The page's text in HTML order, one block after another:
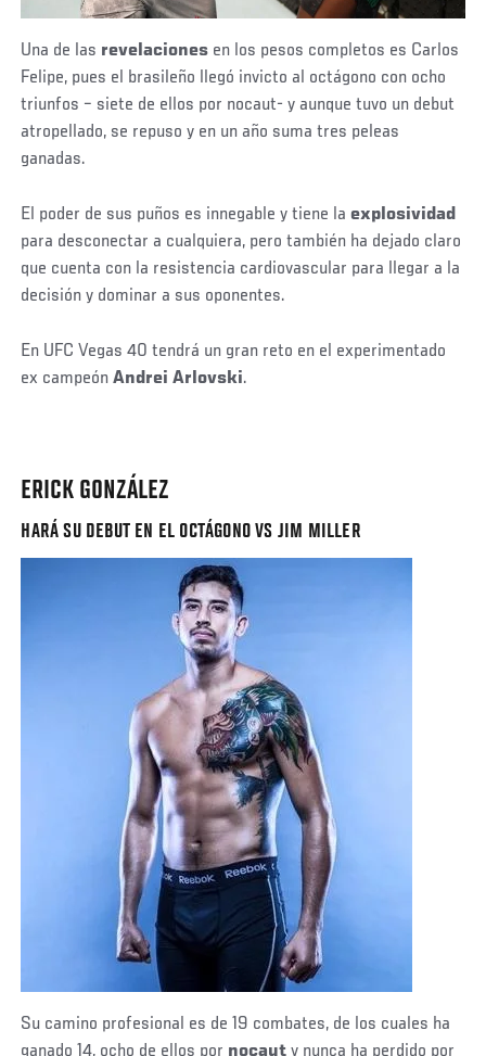
Una de las revelaciones en los pesos completos es Carlos
Felipe, pues el brasileño llegó invicto al octágono con ocho
triunfos – siete de ellos por nocaut- y aunque tuvo un debut
atropellado, se repuso y en un año suma tres peleas
ganadas.
El poder de sus puños es innegable y tiene laexplosividad
para desconectar a cualquiera, pero también ha dejado claro
que cuenta con la resistencia cardiovascular para llegar a la
decisión y dominar a sus oponentes.
En UFC Vegas 40 tendrá un gran reto en el experimentado
ex campeónAndrei Arlovski.
ERICK GONZÁLEZ
HARÁ SU DEBUT EN EL OCTÁGONO VS JIM MILLER
Su camino profesional es de 19 combates, de los cuales ha
ganado 14, ocho de ellos por nocauty nunca ha perdido por